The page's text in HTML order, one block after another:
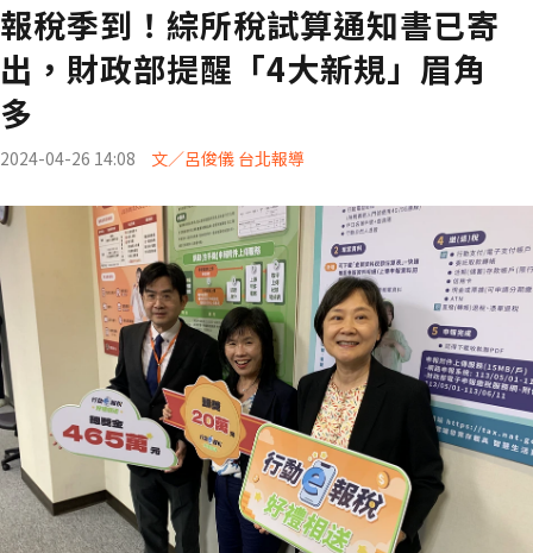
報稅季到！綜所稅試算通知書已寄
出，財政部提醒「4大新規」眉角
多
2024-04-26 14:08 文／呂俊儀 台北報導